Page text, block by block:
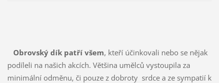
Obrovský dík patří všem, kteří účinkovali nebo se nějak
podíleli na našich akcích. Většina umělců vystoupila za
minimální odměnu, či pouze z dobroty srdce a ze sympatií k